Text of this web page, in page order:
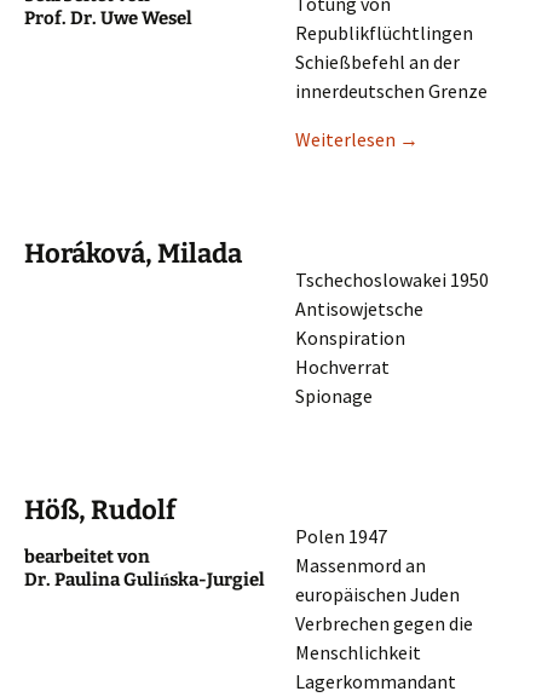
Prof. Dr. Uwe Wesel
Republikflüchtlingen
Schieß­be­fehl an der
inner­deut­schen Grenze
Weiter­le­sen →
Horáková, Milada
Tsche­cho­slo­wa­kei 1950
Antiso­wjet­sche
Konspiration
Hochverrat
Spionage
Höß, Rudolf
bearbei­tet von
Dr. Pauli­na Gulińska-Jurgiel
Polen 1947
Massen­mord an
europäi­schen Juden
Verbre­chen gegen die
Menschlichkeit
Lager­kom­man­dant